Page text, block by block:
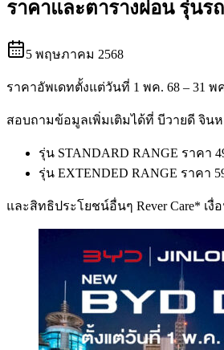
ราคาและตารางผ่อน รุ่นร
5 พฤษภาคม 2568
ราคาอัพเดทตั้งแต่วันที่ 1 พค. 68 – 31 พ
สอบถามข้อมูลเพิ่มเติมได้ที่ บีวายดี จิน
รุ่น STANDARD RANGE ราคา
รุ่น EXTENDED RANGE ราคา
และสิทธิประโยชน์อื่นๆ Rever Care* เ